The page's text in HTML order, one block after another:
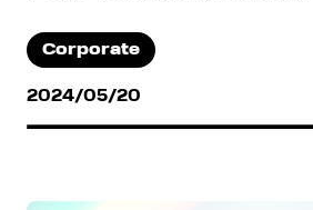
Corporate
2024/05/20